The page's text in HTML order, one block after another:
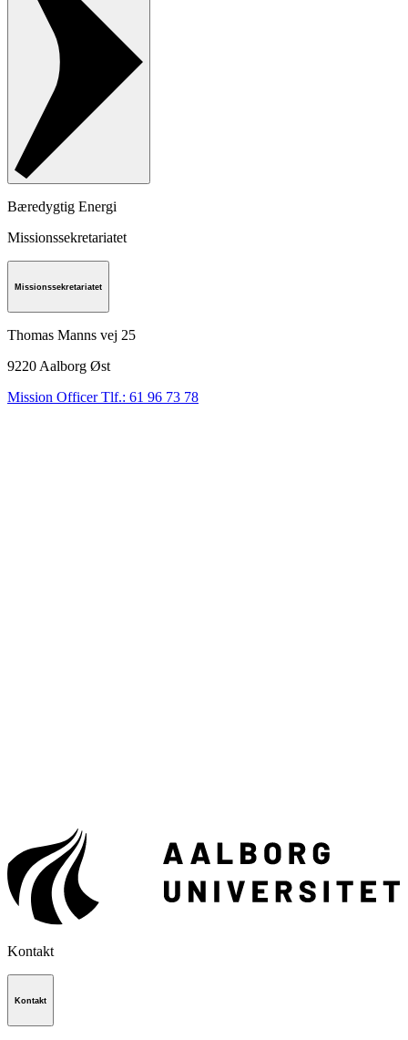
Bæredygtig Energi
Missionssekretariatet
Missionssekretariatet
Thomas Manns vej 25
9220Aalborg Øst
Mission Officer Tlf.: 61 96 73 78
Kontakt
Kontakt